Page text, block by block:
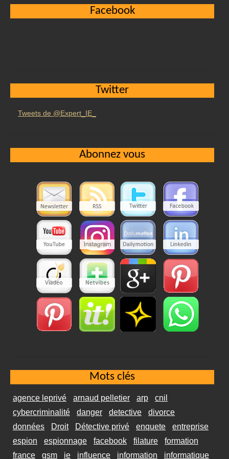
Facebook
Twitter
Tweets de @Expert_IE_
Abonnez vous
Mots clés
agence leprivé arnaud pelletier arp
cnil
cybercriminalité
danger detective
divorce
données
Droit Détective privé enquete
entreprise
espion
espionnage facebook filature
formation
france
gsm ie influence information informatique